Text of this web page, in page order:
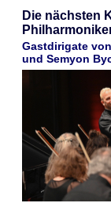
Die nächsten
Gastdirigate
und Semyon